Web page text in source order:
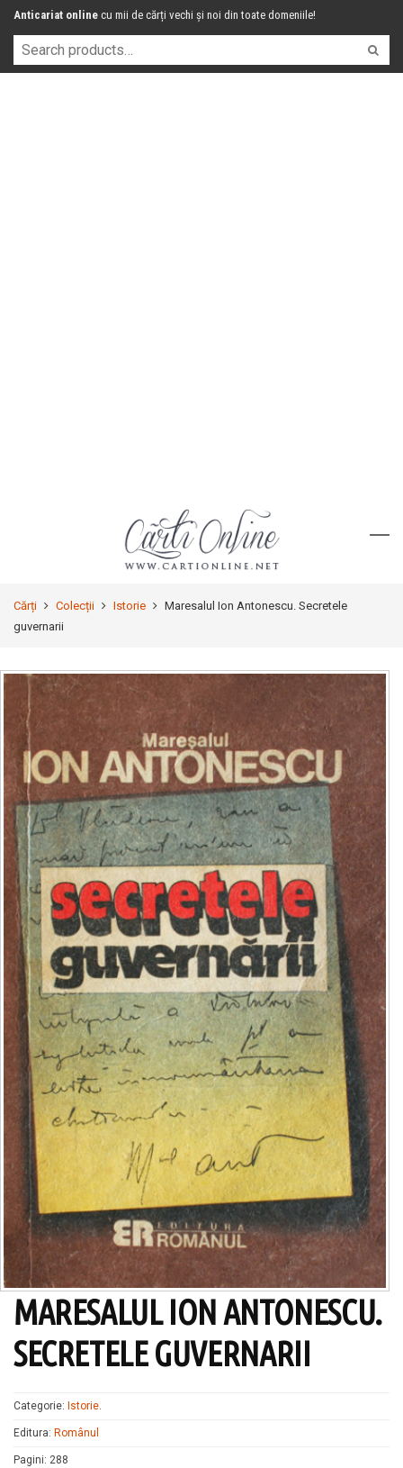
Anticariat online cu mii de cărți vechi și noi din toate domeniile!
Cărți Colecții Istorie
Maresalul Ion Antonescu. Secretele
guvernarii
MARESALUL ION ANTONESCU.
SECRETELE GUVERNARII
Categorie: Istorie.
Editura: Românul
Pagini: 288